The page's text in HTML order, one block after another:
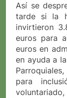
Así se
tarde si la
invirtieron
euros para
euros en
en ayuda a
para